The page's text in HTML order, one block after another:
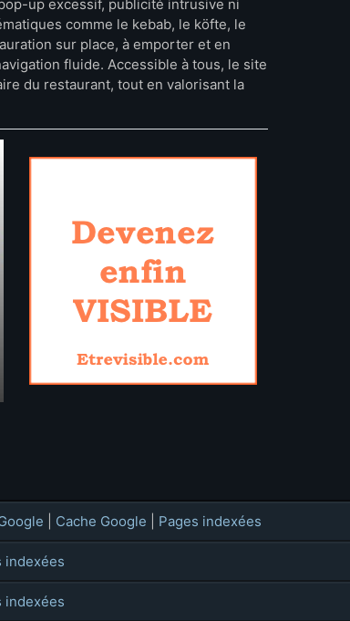
up excessif, publicité intrusive ni
comme le kebab, le köfte, le
sur place, à emporter et en
fluide. Accessible à tous, le site
du restaurant, tout en valorisant la
Cache Google Pages indexées
indexées
indexées